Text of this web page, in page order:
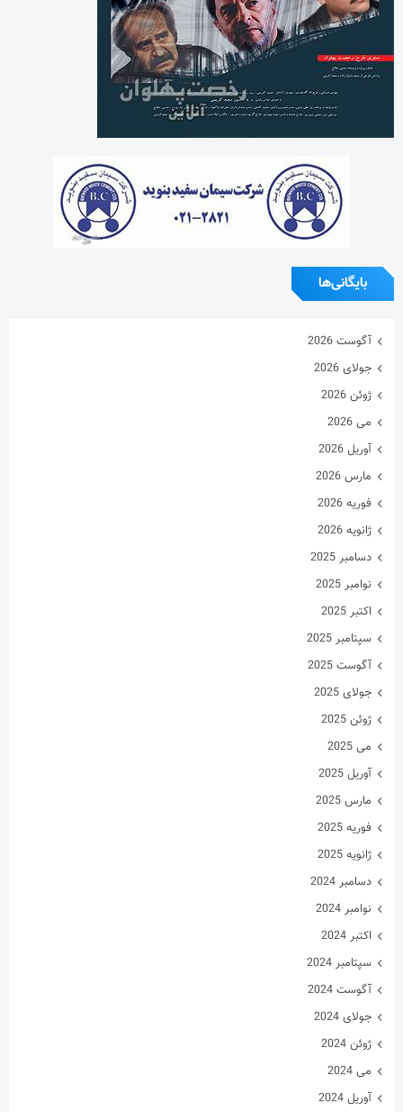
بایگانی‌ها
آگوست 2026
جولای 2026
ژوئن 2026
می 2026
آوریل 2026
مارس 2026
فوریه 2026
ژانویه 2026
دسامبر 2025
نوامبر 2025
اکتبر 2025
سپتامبر 2025
آگوست 2025
جولای 2025
ژوئن 2025
می 2025
آوریل 2025
مارس 2025
فوریه 2025
ژانویه 2025
دسامبر 2024
نوامبر 2024
اکتبر 2024
سپتامبر 2024
آگوست 2024
جولای 2024
ژوئن 2024
می 2024
آوریل 2024